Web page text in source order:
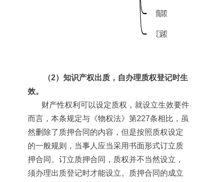
（2）知识产权出质，自办理质权登记时生
效。
财产性权利可以设定质权，就设立生效要件
而言，本条规定与《物权法》第227条相比，虽
然删除了质押合同的内容，但是按照质权设定
的一般规则，当事人应当采用书面形式订立质
押合同。订立质押合同，质权并不当然设立，
须办理出质登记时才能设立。质押合同的成立